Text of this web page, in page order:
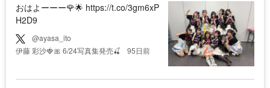
おはよーーー🌹🌟 https://t.co/3gm6xP
H2D9
@ayasa_ito
伊藤 彩沙🍓🎀 6/24写真集発売🍒
95日前